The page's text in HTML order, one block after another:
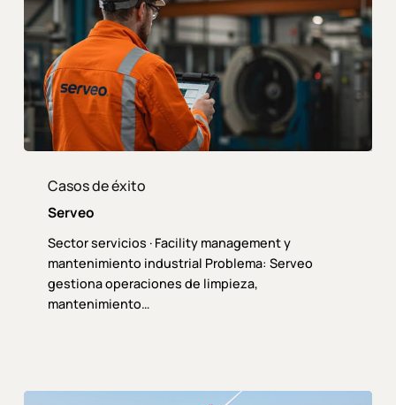
Casos de éxito
Serveo
Sector servicios · Facility management y
mantenimiento industrial Problema: Serveo
gestiona operaciones de limpieza,
mantenimiento…